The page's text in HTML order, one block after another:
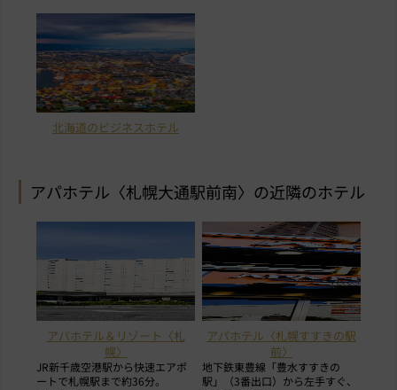
北海道のビジネスホテル
アパホテル〈札幌大通駅前南〉の近隣のホテル
アパホテル＆リゾート〈札
幌〉
JR新千歳空港駅から快速エアポ
ートで札幌駅まで約36分。
アパホテル〈札幌すすきの駅
前〉
地下鉄東豊線「豊水すすきの
駅」（3番出口）から左手すぐ、